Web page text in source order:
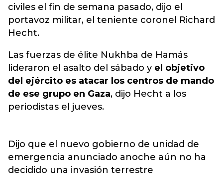
civiles el fin de semana pasado, dijo el
portavoz militar, el teniente coronel Richard
Hecht.
Las fuerzas de élite Nukhba de Hamás
lideraron el asalto del sábado y el objetivo
del ejército es atacar los centros de mando
de ese grupo en Gaza, dijo Hecht a los
periodistas el jueves.
Dijo que el nuevo gobierno de unidad de
emergencia anunciado anoche aún no ha
decidido una invasión terrestre